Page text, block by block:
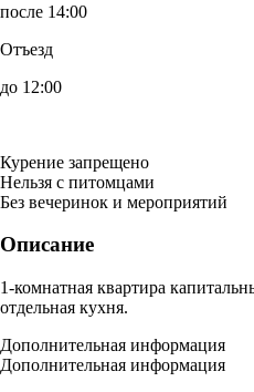
после 14:00
Отъезд
до 12:00
Курение запрещено
Нельзя с питомцами
Без вечеринок и мероприятий
Описание
1-комнатная квартира
отдельная кухня.
Дополнительная информация
Дополнительная информация